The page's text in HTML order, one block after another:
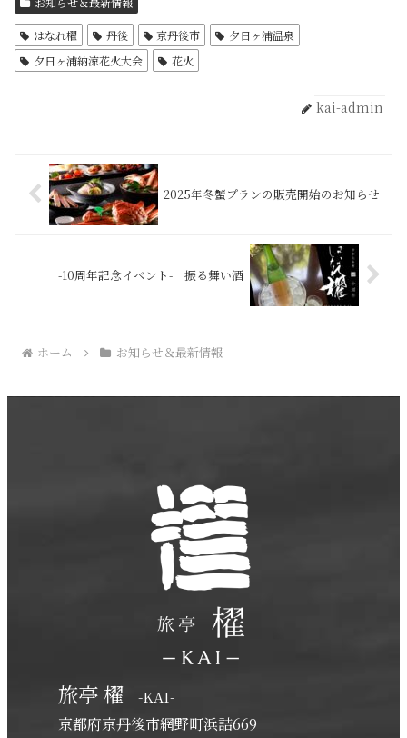
はなれ櫂 丹後 京丹後市
夕日ヶ浦温泉
夕日ヶ浦納涼花火大会
花火
kai-admin
2025年冬蟹プランの販売開始のお知らせ
-10周年記念イベント- 振る舞い酒
ホーム お知らせ＆最新情報
旅亭 櫂 -KAI-
京都府京丹後市網野町浜詰669